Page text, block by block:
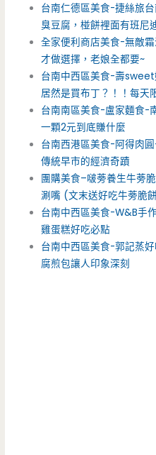
台南仁德區美食-捷絲旅
臭豆腐，椪餅裡面有班尼
全家便利商店美食-無敵
才做選擇，老娘全都要~
台南中西區美食-壽sweet
居然是買布丁？！！每天
台南南區美食-盧家麵食-
一顆2元到底賺什麼
台南西港區美食-阿得肉
傳統早市的經濟奇蹟
團購美食–啵蒡養生牛蒡
涮嘴 (文末送好吃牛蒡脆
台南中西區美食-W&B手
雞蛋糕好吃必點
台南中西區美食-郭記蒸
腐煎包讓人印象深刻